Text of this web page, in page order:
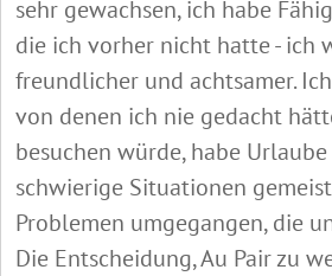
sehr gewachsen, ich habe
die ich vorher nicht hatte - ich
freundlicher und achtsamer.
von denen ich nie gedacht
besuchen würde, habe
schwierige Situationen
Problemen umgegangen, die
Die Entscheidung, Au Pair zu